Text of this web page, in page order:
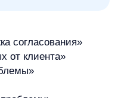
ИИ,
версия)
русский